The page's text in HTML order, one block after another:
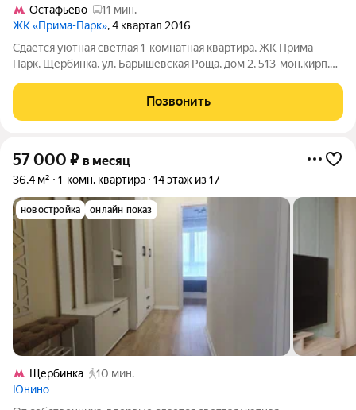
Остафьево
11 мин.
ЖК «Прима-Парк», 4 квартал 2016
Сдается уютная светлая 1-комнатная квартира, ЖК Прима-
Парк, Щербинка, ул. Барышевская Роща, дом 2, 513-мон.кирп.
большая гардеробная, много мест для хранения вещей, сан.
узел совмещенный, душевая
Позвонить
57 000 ₽ в месяц
36,4 м² 1-комн. квартира 14 этаж из 17
новостройка онлайн показ
Щербинка
10 мин.
Юнино